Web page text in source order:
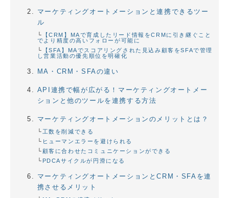
マーケティングオートメーションと連携できるツー
ル
【CRM】MAで育成したリード情報をCRMに引き継ぐこと
でより精度の高いフォローが可能に
【SFA】MAでスコアリングされた見込み顧客をSFAで管理
し営業活動の優先順位を明確化
MA・CRM・SFAの違い
API連携で幅が広がる！マーケティングオートメー
ションと他のツールを連携する方法
マーケティングオートメーションのメリットとは？
工数を削減できる
ヒューマンエラーを避けられる
顧客に合わせたコミュニケーションができる
PDCAサイクルが円滑になる
マーケティングオートメーションとCRM・SFAを連
携させるメリット